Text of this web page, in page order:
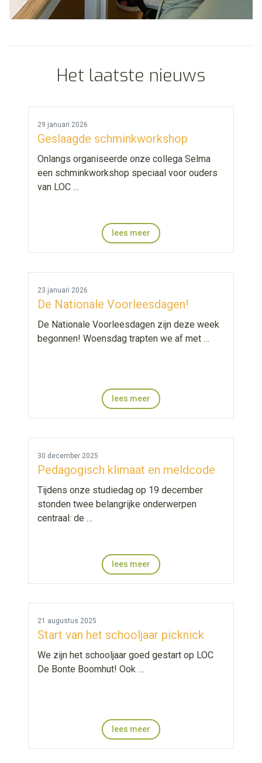
Het laatste nieuws
29 januari 2026
Geslaagde schminkworkshop
Onlangs organiseerde onze collega Selma
een schminkworkshop speciaal voor ouders
van LOC …
lees meer
23 januari 2026
De Nationale Voorleesdagen!
De Nationale Voorleesdagen zijn deze week
begonnen! Woensdag trapten we af met …
lees meer
30 december 2025
Pedagogisch klimaat en meldcode
Tijdens onze studiedag op 19 december
stonden twee belangrijke onderwerpen
centraal: de …
lees meer
21 augustus 2025
Start van het schooljaar picknick
We zijn het schooljaar goed gestart op LOC
De Bonte Boomhut! Ook …
lees meer